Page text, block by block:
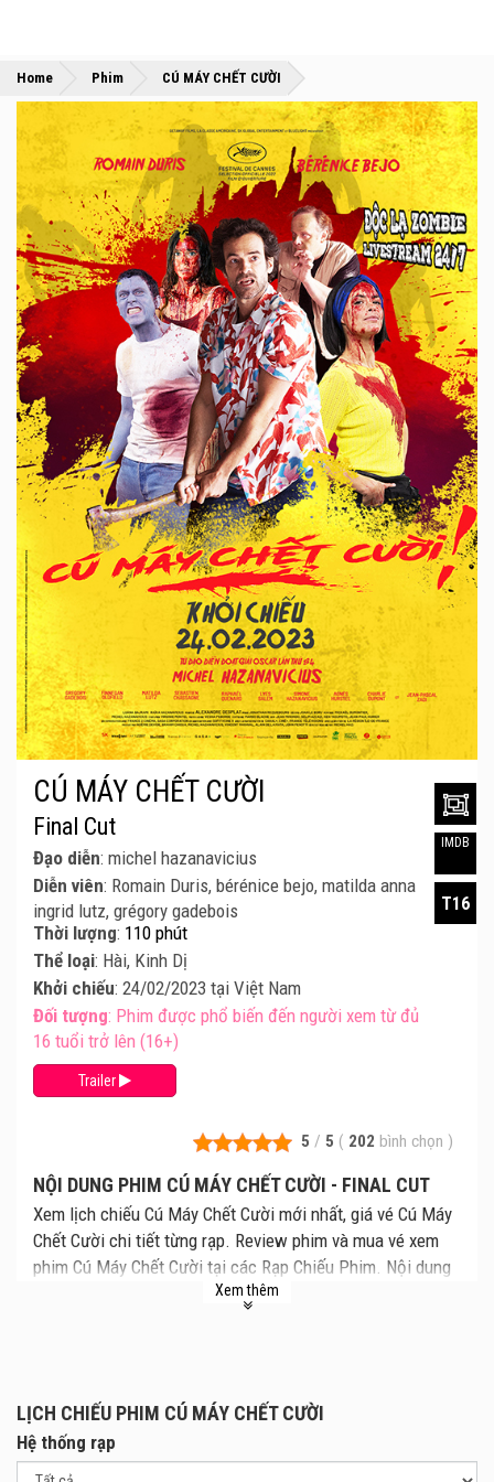
Home »
Phim »
CÚ MÁY CHẾT CƯỜI
5 / 5 ( 202 bình chọn )
NỘI DUNG PHIM CÚ MÁY CHẾT CƯỜI - FINAL CUT
Xem lịch chiếu Cú Máy Chết Cười mới nhất, giá vé Cú Máy
Chết Cười chi tiết từng rạp. Review phim và mua vé xem
phim Cú Máy Chết Cười tại các Rạp Chiếu Phim. Nội dung
phim kể về một đoàn làm phim vì muốn tiết kiệm chi phí
thây ma hung tợn bằng xương bằng thịt, những zombie
"hàng hiệu" đích thực.
Thuộc thể loại phim kinh dị và không thiếu những cảnh
Xem thêm
CÚ MÁY CHẾT CƯỜI
Final Cut
Đạo diễn: michel hazanavicius
Diễn viên: Romain Duris, bérénice bejo, matilda anna
ingrid lutz, grégory gadebois
Thời lượng: 110 phút
Thể loại: Hài, Kinh Dị
Khởi chiếu: 24/02/2023 tại Việt Nam
Đối tượng: Phim được phổ biến đến người xem từ đủ
16 tuổi trở lên (16+)
Trailer
IMDB
T16
LỊCH CHIẾU PHIM CÚ MÁY CHẾT CƯỜI
Hệ thống rạp